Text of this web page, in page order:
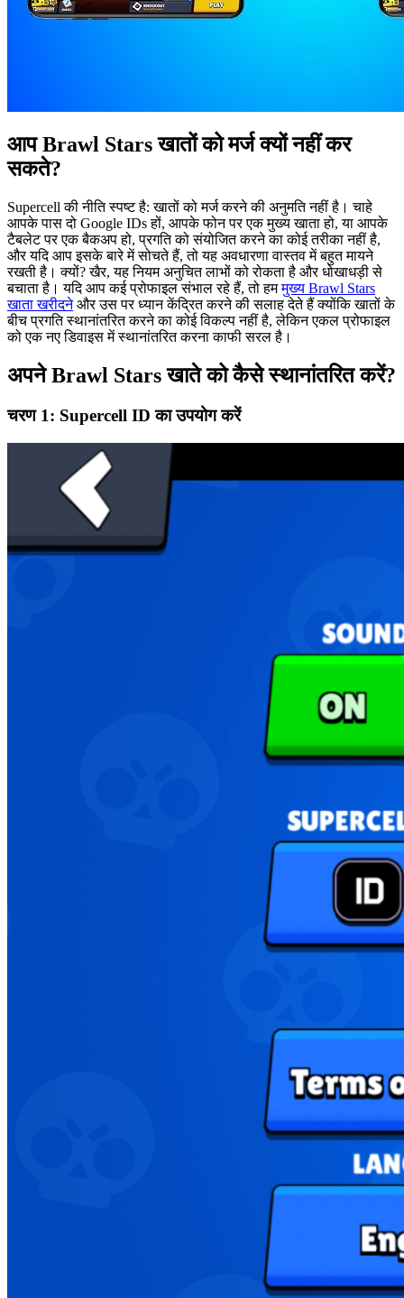
आप Brawl Stars खातों को मर्ज क्यों नहीं कर
सकते?
Supercell की नीति स्पष्ट है: खातों को मर्ज करने की अनुमति नहीं है। चाहे
आपके पास दो Google IDs हों, आपके फोन पर एक मुख्य खाता हो, या आपके
टैबलेट पर एक बैकअप हो, प्रगति को संयोजित करने का कोई तरीका नहीं है,
और यदि आप इसके बारे में सोचते हैं, तो यह अवधारणा वास्तव में बहुत मायने
रखती है। क्यों? खैर, यह नियम अनुचित लाभों को रोकता है और धोखाधड़ी से
बचाता है। यदि आप कई प्रोफाइल संभाल रहे हैं, तो हममुख्य Brawl Stars
खाता खरीदनेऔर उस पर ध्यान केंद्रित करने की सलाह देते हैं क्योंकि खातों के
बीच प्रगति स्थानांतरित करने का कोई विकल्प नहीं है, लेकिन एकल प्रोफाइल
को एक नए डिवाइस में स्थानांतरित करना काफी सरल है।
अपने Brawl Stars खाते को कैसे स्थानांतरित करें?
चरण 1: Supercell ID का उपयोग करें